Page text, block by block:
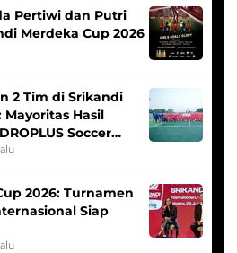
Pertiwi dan Putri
Merdeka Cup 2026
2 Tim di Srikandi
Mayoritas Hasil
Soccer
2026: Turnamen
Siap